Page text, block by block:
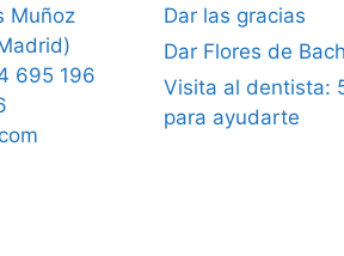
Muñoz
695 196
Dar las gracias
Dar Flores de
Visita al dentista:
para ayudarte